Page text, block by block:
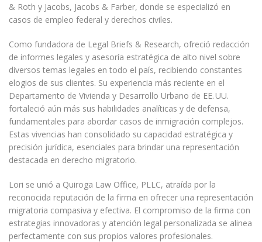
& Roth y Jacobs, Jacobs & Farber, donde se especializó en
casos de empleo federal y derechos civiles.
Como fundadora de Legal Briefs & Research, ofreció redacción
de informes legales y asesoría estratégica de alto nivel sobre
diversos temas legales en todo el país, recibiendo constantes
elogios de sus clientes. Su experiencia más reciente en el
Departamento de Vivienda y Desarrollo Urbano de EE. UU.
fortaleció aún más sus habilidades analíticas y de defensa,
fundamentales para abordar casos de inmigración complejos.
Estas vivencias han consolidado su capacidad estratégica y
precisión jurídica, esenciales para brindar una representación
destacada en derecho migratorio.
Lori se unió a Quiroga Law Office, PLLC, atraída por la
reconocida reputación de la firma en ofrecer una representación
migratoria compasiva y efectiva. El compromiso de la firma con
estrategias innovadoras y atención legal personalizada se alinea
perfectamente con sus propios valores profesionales.